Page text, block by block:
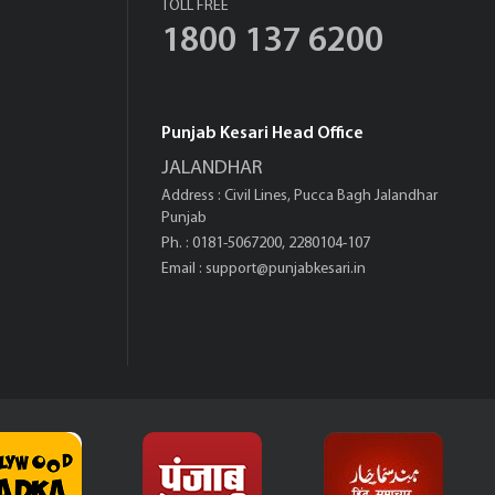
TOLL FREE
1800 137 6200
Punjab Kesari Head Office
JALANDHAR
Address : Civil Lines, Pucca Bagh Jalandhar
Punjab
Ph. : 0181-5067200, 2280104-107
Email : support@punjabkesari.in